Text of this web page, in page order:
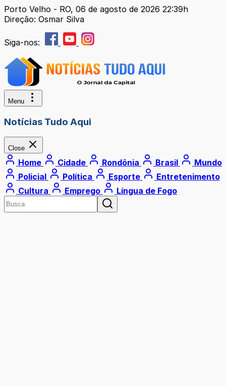
Porto Velho - RO, 06 de agosto de 2026 22:39h
Direção: Osmar Silva
Siga-nos:
Menu
Notícias Tudo Aqui
Close
Home Cidade Rondônia Brasil
Mundo
Policial
Política Esporte
Entretenimento
Cultura
Emprego Língua de Fogo